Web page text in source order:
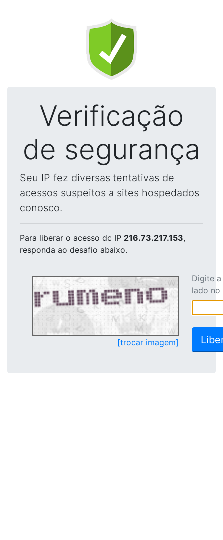
Verificação
de segurança
Seu IP fez diversas tentativas de
acessos suspeitos a sites hospedados
conosco.
Para liberar o acesso do IP 216.73.217.153,
responda ao desafio abaixo.
[trocar imagem]
Digite
lado no